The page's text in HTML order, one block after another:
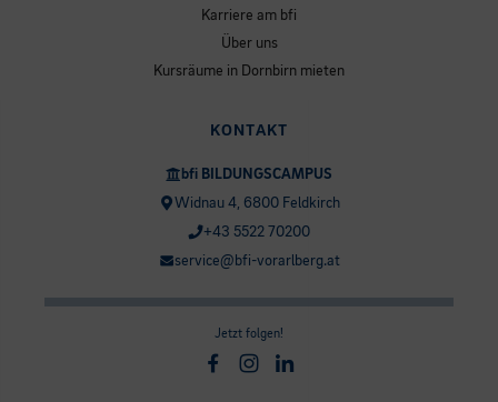
Karriere am bfi
Über uns
Kursräume in Dornbirn mieten
KONTAKT
bfi BILDUNGSCAMPUS
Widnau 4, 6800 Feldkirch
+43 5522 70200
service@bfi-vorarlberg.at
Jetzt folgen!
Facebook
Instagram
Linkedin